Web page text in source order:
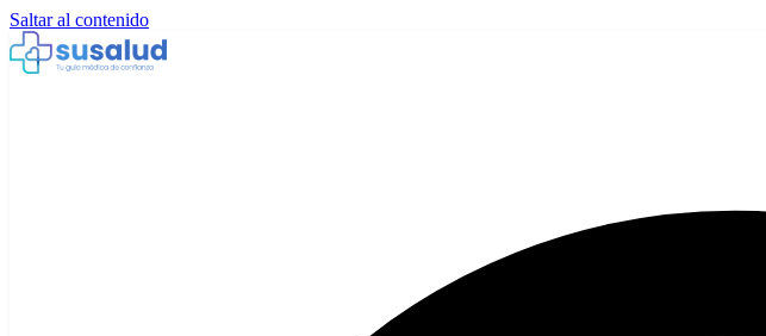
Saltar al contenido